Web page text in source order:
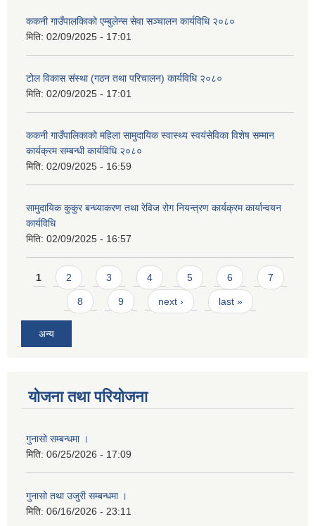
ककनी गाउँपालकािको एम्बुलेन्स सेवा सञ्चालन कार्यविधि २०८०
मिति: 02/09/2025 - 17:01
टोल विकास संस्था (गठन तथा परिचालन) कार्यविधि २०८०
मिति: 02/09/2025 - 17:01
ककनी गाउँपालिकाको महिला सामुदायिक स्वास्थ्य स्वयंसेविका विशेष सम्मान
कार्यक्रम सम्बन्धी कार्यविधि २०८०
मिति: 02/09/2025 - 16:59
सामुदायिक कुकुर बन्ध्याकरण तथा रेविज रोग नियन्त्रण कार्यक्रम कार्यान्वयन
कार्यविधि
मिति: 02/09/2025 - 16:57
Pages
1 2 3 4 5 6 7
8 9 next › last »
अन्य
योजना तथा परियोजना
गुनासो सम्बन्धमा ।
मिति: 06/25/2026 - 17:09
गुनासो तथा उजुरी सम्बन्धमा ।
मिति: 06/16/2026 - 23:11